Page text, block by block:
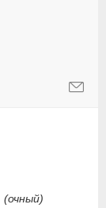
(очный)